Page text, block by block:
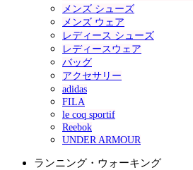
メンズ シューズ
メンズ ウェア
レディース シューズ
レディースウェア
バッグ
アクセサリー
adidas
FILA
le coq sportif
Reebok
UNDER ARMOUR
ランニング・ウォーキング